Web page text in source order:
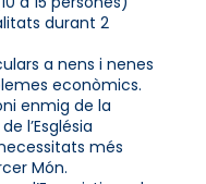
durant 2
a nens i nenes
econòmics.
enmig de la
l’Església
més
Món.